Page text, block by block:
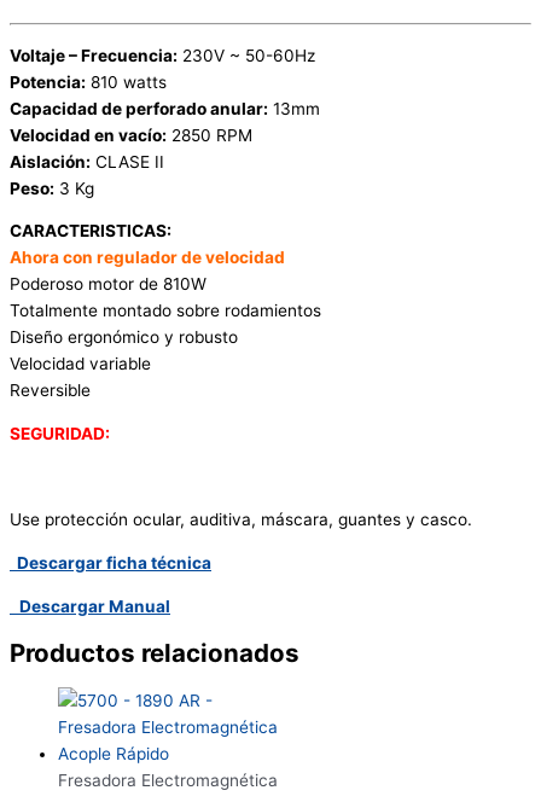
Voltaje – Frecuencia: 230V ~ 50-60Hz
Potencia: 810 watts
Capacidad de perforado anular: 13mm
Velocidad en vacío: 2850 RPM
Aislación: CLASE II
Peso: 3 Kg
CARACTERISTICAS:
Ahora con regulador de velocidad
Poderoso motor de 810W
Totalmente montado sobre rodamientos
Diseño ergonómico y robusto
Velocidad variable
Reversible
SEGURIDAD:
Use protección ocular, auditiva, máscara, guantes y casco.
Descargar ficha técnica
Descargar Manual
Productos relacionados
Fresadora Electromagnética